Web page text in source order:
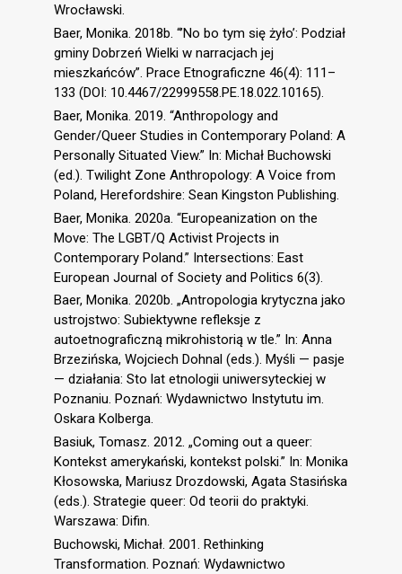
Wrocławski.
Baer, Monika. 2018b. “’No bo tym się żyło’: Podział
gminy Dobrzeń Wielki w narracjach jej
mieszkańców”. Prace Etnograficzne 46(4): 111–
133 (DOI: 10.4467/22999558.PE.18.022.10165).
Baer, Monika. 2019. “Anthropology and
Gender/Queer Studies in Contemporary Poland: A
Personally Situated View.” In: Michał Buchowski
(ed.). Twilight Zone Anthropology: A Voice from
Poland, Herefordshire: Sean Kingston Publishing.
Baer, Monika. 2020a. “Europeanization on the
Move: The LGBT/Q Activist Projects in
Contemporary Poland.” Intersections: East
European Journal of Society and Politics 6(3).
Baer, Monika. 2020b. „Antropologia krytyczna jako
ustrojstwo: Subiektywne refleksje z
autoetnograficzną mikrohistorią w tle.” In: Anna
Brzezińska, Wojciech Dohnal (eds.). Myśli — pasje
— działania: Sto lat etnologii uniwersyteckiej w
Poznaniu. Poznań: Wydawnictwo Instytutu im.
Oskara Kolberga.
Basiuk, Tomasz. 2012. „Coming out a queer:
Kontekst amerykański, kontekst polski.” In: Monika
Kłosowska, Mariusz Drozdowski, Agata Stasińska
(eds.). Strategie queer: Od teorii do praktyki.
Warszawa: Difin.
Buchowski, Michał. 2001. Rethinking
Transformation. Poznań: Wydawnictwo